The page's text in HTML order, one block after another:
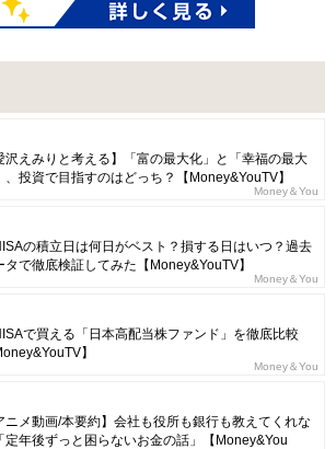
沢えみりと考える】「富の最大化」と「幸福の最大
、投資で目指すのはどっち？【Money&YouTV】
Money＆You
の積立日は何日がベスト？損する日はいつ？過去
タで徹底検証してみた【Money&YouTV】
Money＆You
で買える「日本高配当株ファンド」を徹底比較
】
Money＆You
ニメ動画/本要約】会社も役所も銀行も教えてくれな
定年後ずっと困らないお金の話」【Money&You